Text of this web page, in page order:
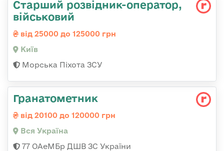
Стаpший pозвідник-опеpатоp,
військовий
від 25000 до 125000 грн
Київ
Морська Піхота ЗСУ
Гранатометник
від 20100 до 120000 грн
Вся Україна
77 ОАеМБр ДШВ ЗС України